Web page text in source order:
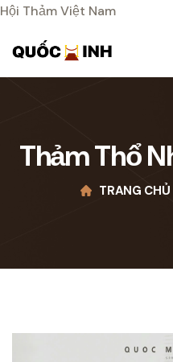
Hội Thảm Việt Nam
Thảm Thổ
TRANG CHỦ